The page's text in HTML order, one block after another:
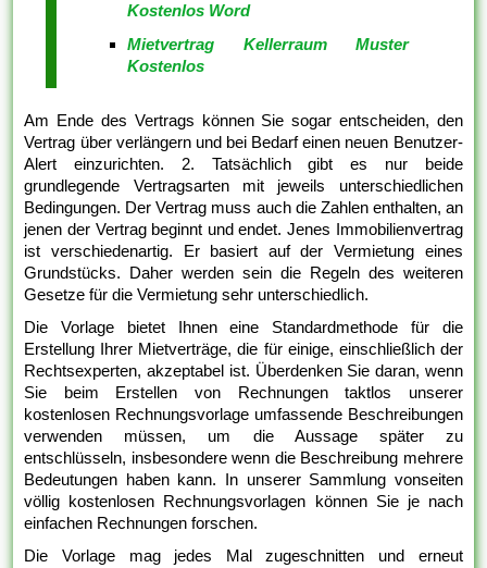
Kostenlos Word
Mietvertrag Kellerraum Muster
Kostenlos
Am Ende des Vertrags können Sie sogar entscheiden, den
Vertrag über verlängern und bei Bedarf einen neuen Benutzer-
Alert einzurichten. 2. Tatsächlich gibt es nur beide
grundlegende Vertragsarten mit jeweils unterschiedlichen
Bedingungen. Der Vertrag muss auch die Zahlen enthalten, an
jenen der Vertrag beginnt und endet. Jenes Immobilienvertrag
ist verschiedenartig. Er basiert auf der Vermietung eines
Grundstücks. Daher werden sein die Regeln des weiteren
Gesetze für die Vermietung sehr unterschiedlich.
Die Vorlage bietet Ihnen eine Standardmethode für die
Erstellung Ihrer Mietverträge, die für einige, einschließlich der
Rechtsexperten, akzeptabel ist. Überdenken Sie daran, wenn
Sie beim Erstellen von Rechnungen taktlos unserer
kostenlosen Rechnungsvorlage umfassende Beschreibungen
verwenden müssen, um die Aussage später zu
entschlüsseln, insbesondere wenn die Beschreibung mehrere
Bedeutungen haben kann. In unserer Sammlung vonseiten
völlig kostenlosen Rechnungsvorlagen können Sie je nach
einfachen Rechnungen forschen.
Die Vorlage mag jedes Mal zugeschnitten und erneut